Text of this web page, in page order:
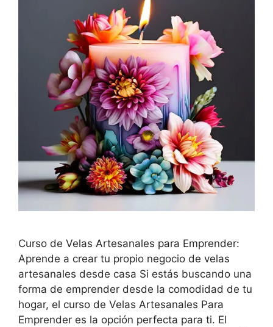
Curso de Velas Artesanales para Emprender:
Aprende a crear tu propio negocio de velas
artesanales desde casa Si estás buscando una
forma de emprender desde la comodidad de tu
hogar, el curso de Velas Artesanales Para
Emprender es la opción perfecta para ti. El